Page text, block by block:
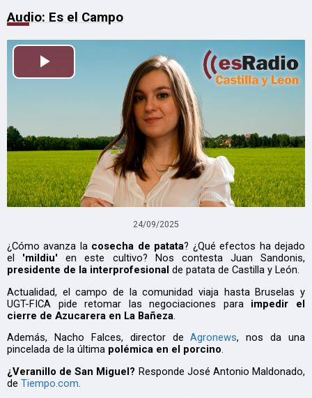
Audio: Es el Campo
Reproducir
24/09/2025
¿Cómo avanza la cosecha de patata? ¿Qué efectos ha dejado
el 'mildiu'en este cultivo? Nos contesta Juan Sandonis,
presidente de la interprofesional de patata de Castilla y León.
Actualidad, el campo de la comunidad viaja hasta Bruselas y
UGT-FICA pide retomar las negociaciones para impedir el
cierre de Azucarera en La Bañeza
Además, Nacho Falces, director deAgronews, nos da una
pincelada de la última polémica en el porcino.
¿Veranillo de San Miguel? Responde José Antonio Maldonado,
de Tiempo.com.